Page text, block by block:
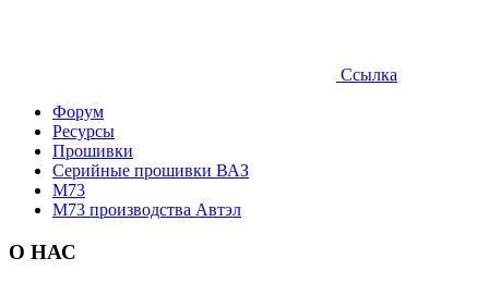
Ссылка
Форум
Ресурсы
Прошивки
Серийные прошивки ВАЗ
М73
M73 производства Автэл
О НАС